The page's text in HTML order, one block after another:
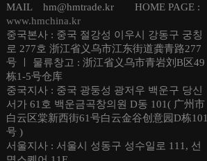
MAIL hm@hmtrade.kr HOME PAGE :
www.hmchina.kr
중국본사 : 중국 절강성 이우시 강동구 궁칭
로 277호 浙江省义乌市江东街道龚青路277
号 ㅣ 물류창고 : 浙江省义乌市青岩刘B区49
栋1-5号仓库
중국지사 : 중국 광둥성 광저우 백운구 당신
서가 61호 백운금곡창의원 D동 101( 广州市
白云区棠新西街61号白云金谷创意园D栋101
号 )
서울지사 : 서울시 성동구 성수일로 111, 선